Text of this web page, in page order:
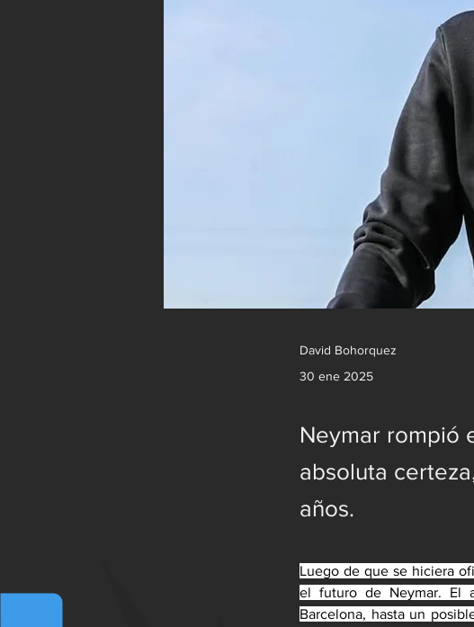
David Bohorquez
30 ene 2025
Neymar rompió
absoluta
años.
Luego de que se hiciera
el futuro de Neymar. El
Barcelona, hasta un